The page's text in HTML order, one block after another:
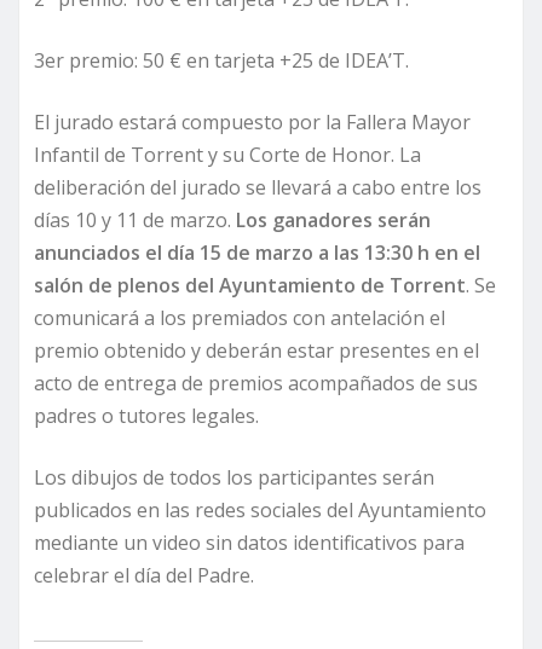
3er premio: 50 € en tarjeta +25 de IDEA’T.
El jurado estará compuesto por la Fallera Mayor
Infantil de Torrent y su Corte de Honor. La
deliberación del jurado se llevará a cabo entre los
días 10 y 11 de marzo. Los ganadores serán
anunciados el día 15 de marzo a las 13:30 h en el
salón de plenos del Ayuntamiento de Torrent. Se
comunicará a los premiados con antelación el
premio obtenido y deberán estar presentes en el
acto de entrega de premios acompañados de sus
padres o tutores legales.
Los dibujos de todos los participantes serán
publicados en las redes sociales del Ayuntamiento
mediante un video sin datos identificativos para
celebrar el día del Padre.